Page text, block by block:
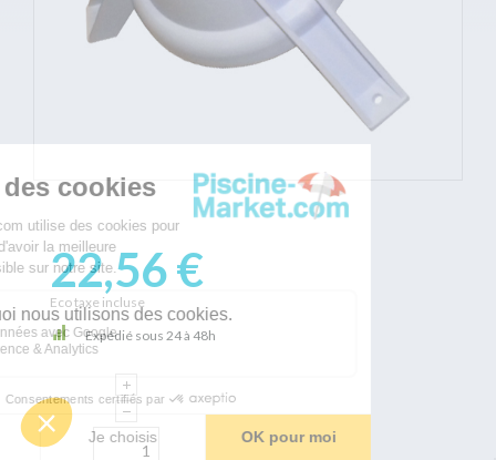
22,56 €
Eco taxe incluse
Expédié sous 24 à 48h